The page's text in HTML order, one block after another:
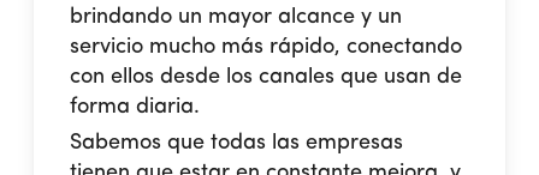
brindando un mayor alcance y un
servicio mucho más rápido, conectando
con ellos desde los canales que usan de
forma diaria.
Sabemos que todas las empresas